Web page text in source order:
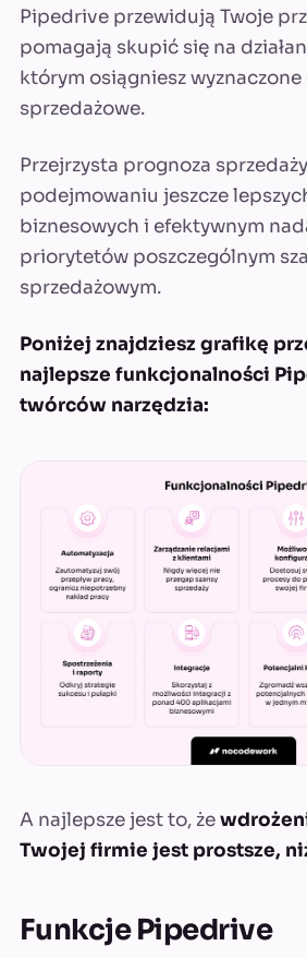
Pipedrive przewidują Twoje
pomagają skupić się na
którym osiągniesz wyznaczone
sprzedażowe.
Przejrzysta prognoza
podejmowaniu jeszcze
biznesowych i efektywnym
priorytetów poszczególnym
sprzedażowym.
Poniżej znajdziesz grafikę
najlepsze funkcjonalności
twórców narzędzia:
A najlepsze jest to, że
Twojej firmie jest prostsze,
Funkcje Pipedrive